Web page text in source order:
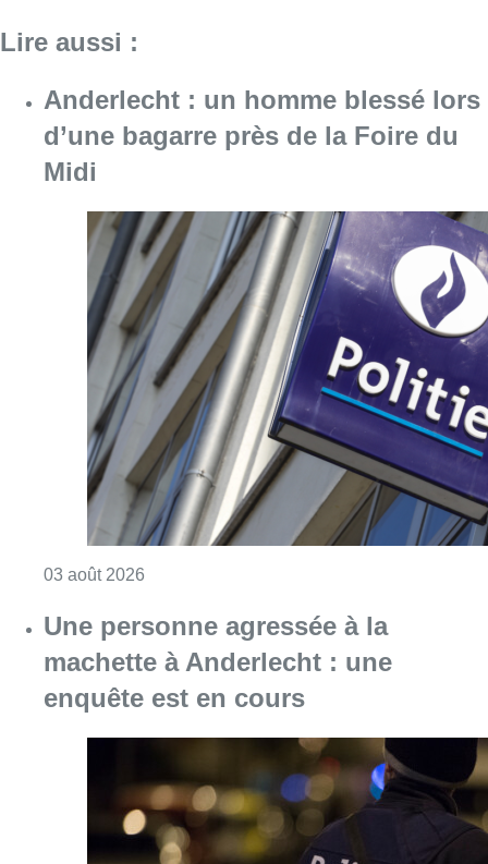
Lire aussi :
Anderlecht : un homme blessé lors
d’une bagarre près de la Foire du
Midi
03 août 2026
Une personne agressée à la
machette à Anderlecht : une
enquête est en cours